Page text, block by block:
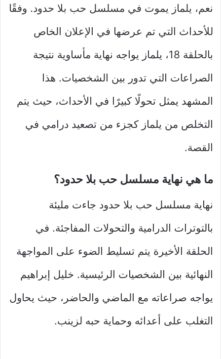
نعم، يلماز يموت في مسلسل حب بلا حدود. وفقًا
للأحداث التي تم عرضها في الإعلان الخاص
بالحلقة 18، يلماز يواجه نهاية مأساوية نتيجة
الصراعات التي تدور بين الشخصيات. هذا
المشهد يمثل تحولًا كبيرًا في الأحداث، حيث يتم
التخلص من يلماز كجزء من تصعيد درامي في
القصة.
ما هي نهاية مسلسل حب بلا حدود؟
نهاية مسلسل حب بلا حدود جاءت مليئة
بالتوترات الدرامية والتحولات المفاجئة. في
الحلقة الأخيرة يتم تسليط الضوء على المواجهة
النهائية بين الشخصيات الرئيسية. خليل إبراهيم
يواجه صراعاته مع الماضي والحاضر، حيث يحاول
التغلب على أعدائه وحماية حبه لزينب.